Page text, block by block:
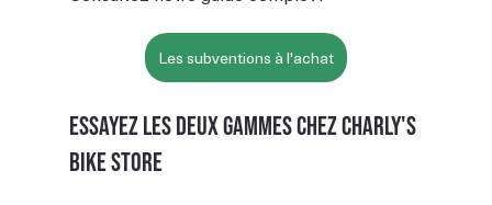
Les subventions à l'achat
Essayez les deux gammes chez Charly's
Bike Store